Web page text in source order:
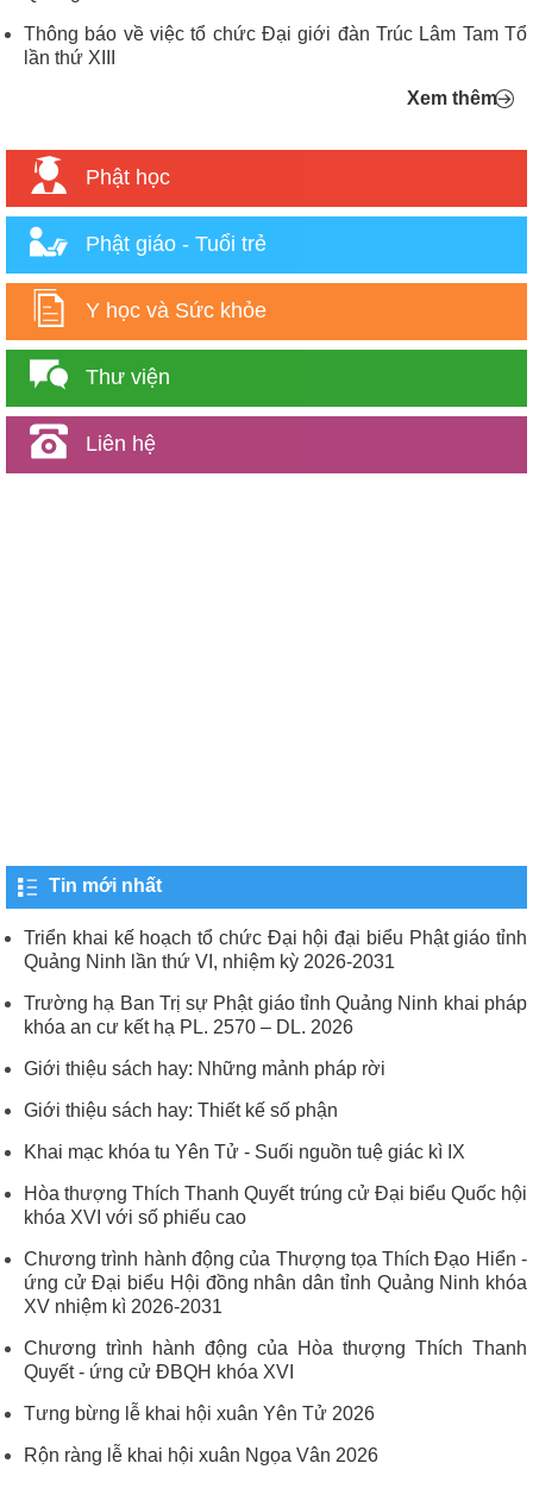
Thông báo về việc tổ chức Đại giới đàn Trúc Lâm Tam Tổ
lần thứ XIII
Xem thêm
Phật học
Phật giáo - Tuổi trẻ
Y học và Sức khỏe
Thư viện
Liên hệ
Tin mới nhất
Triển khai kế hoạch tổ chức Đại hội đại biểu Phật giáo tỉnh
Quảng Ninh lần thứ VI, nhiệm kỳ 2026-2031
Trường hạ Ban Trị sự Phật giáo tỉnh Quảng Ninh khai pháp
khóa an cư kết hạ PL. 2570 – DL. 2026
Giới thiệu sách hay: Những mảnh pháp rời
Giới thiệu sách hay: Thiết kế số phận
Khai mạc khóa tu Yên Tử - Suối nguồn tuệ giác kì IX
Hòa thượng Thích Thanh Quyết trúng cử Đại biểu Quốc hội
khóa XVI với số phiếu cao
Chương trình hành động của Thượng tọa Thích Đạo Hiển -
ứng cử Đại biểu Hội đồng nhân dân tỉnh Quảng Ninh khóa
XV nhiệm kì 2026-2031
Chương trình hành động của Hòa thượng Thích Thanh
Quyết - ứng cử ĐBQH khóa XVI
Tưng bừng lễ khai hội xuân Yên Tử 2026
Rộn ràng lễ khai hội xuân Ngọa Vân 2026